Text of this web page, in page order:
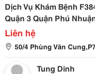
Dịch Vụ Khám Bệnh
Quận 3 Quận Phú
Liên hệ
50/4 Phùng Văn
Tung Dinh